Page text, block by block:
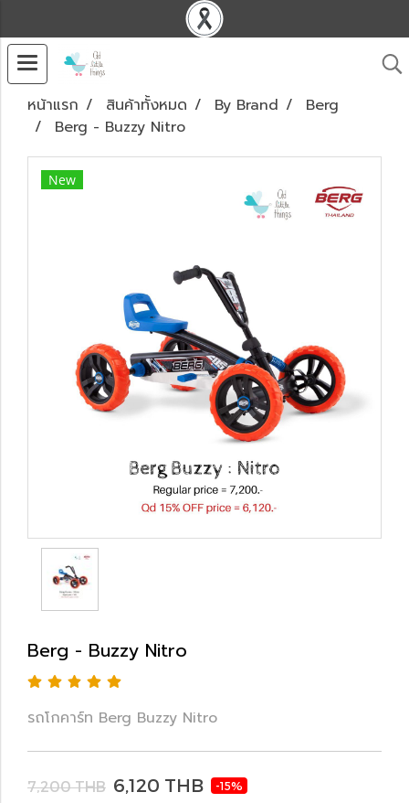
หน้าแรก สินค้าทั้งหมด By Brand
Berg
Berg - Buzzy Nitro
New
Berg - Buzzy Nitro
รถโกคาร์ท Berg Buzzy Nitro
7,200 THB 6,120 THB -15%